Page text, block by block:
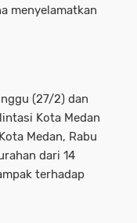
menyelamatkan
(27/2) dan
Kota Medan
Medan, Rabu
dari 14
terhadap